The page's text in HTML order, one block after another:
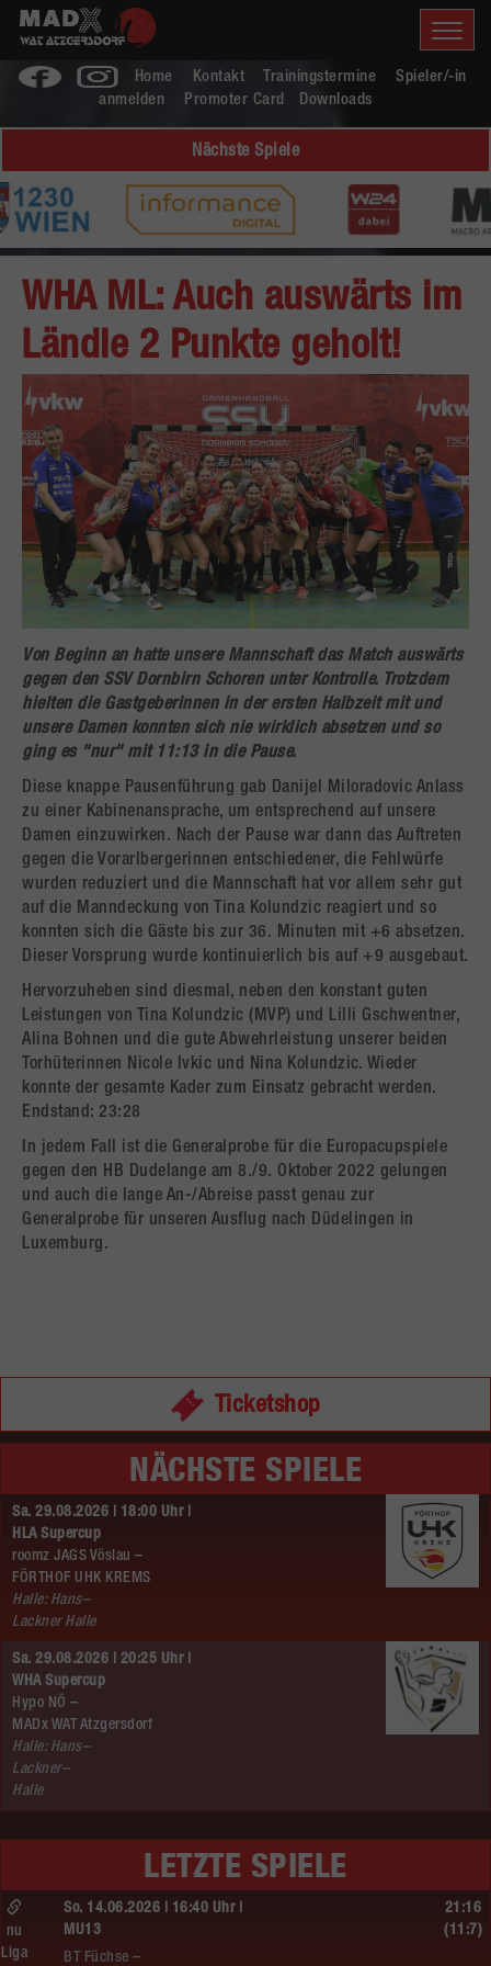
Home Kontakt Trainingstermine
Spieler/-in
anmelden
Promoter Card Downloads
Nächste Spiele
WHA ML: Auch auswärts im
Ländle 2 Punkte geholt!
Von Beginn an hatte unsere Mannschaft das Match auswärts
gegen den SSV Dornbirn Schoren unter Kontrolle. Trotzdem
hielten die Gastgeberinnen in der ersten Halbzeit mit und
unsere Damen konnten sich nie wirklich absetzen und so
ging es "nur" mit 11:13 in die Pause.
Diese knappe Pausenführung gab Danijel Miloradovic Anlass
zu einer Kabinenansprache, um entsprechend auf unsere
Damen einzuwirken. Nach der Pause war dann das Auftreten
gegen die Vorarlbergerinnen entschiedener, die Fehlwürfe
wurden reduziert und die Mannschaft hat vor allem sehr gut
auf die Manndeckung von Tina Kolundzic reagiert und so
konnten sich die Gäste bis zur 36. Minuten mit +6 absetzen.
Dieser Vorsprung wurde kontinuierlich bis auf +9 ausgebaut.
Hervorzuheben sind diesmal, neben den konstant guten
Leistungen von Tina Kolundzic (MVP) und Lilli Gschwentner,
Alina Bohnen und die gute Abwehrleistung unserer beiden
Torhüterinnen Nicole Ivkic und Nina Kolundzic. Wieder
konnte der gesamte Kader zum Einsatz gebracht werden.
Endstand: 23:28
In jedem Fall ist die Generalprobe für die Europacupspiele
gegen den HB Dudelange am 8./9. Oktober 2022 gelungen
und auch die lange An-/Abreise passt genau zur
Generalprobe für unseren Ausflug nach Düdelingen in
Luxemburg.
Ticketshop
NÄCHSTE SPIELE
Sa. 29.08.2026 | 18:00 Uhr |
HLA Supercup
roomz JAGS Vöslau –
FÖRTHOF UHK KREMS
Halle: Hans–
Lackner Halle
Sa. 29.08.2026 | 20:25 Uhr |
WHA Supercup
Hypo NÖ –
MADx WAT Atzgersdorf
Halle: Hans–
Lackner–
Halle
LETZTE SPIELE
So. 14.06.2026 | 16:40 Uhr |
MU13
BT Füchse –
nu
Liga
21:16
(11:7)